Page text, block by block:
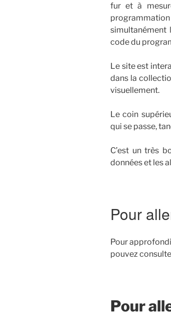
fur et à
simultanément
code du
Le site est
dans la
visuellement.
Le coin
qui se passe,
C’est un très
données et les
Pour
Pour
pouvez
Pour